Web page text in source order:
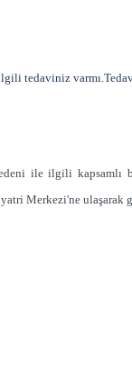
tedaviniz
ile ilgili kapsamlı
Merkezi'ne